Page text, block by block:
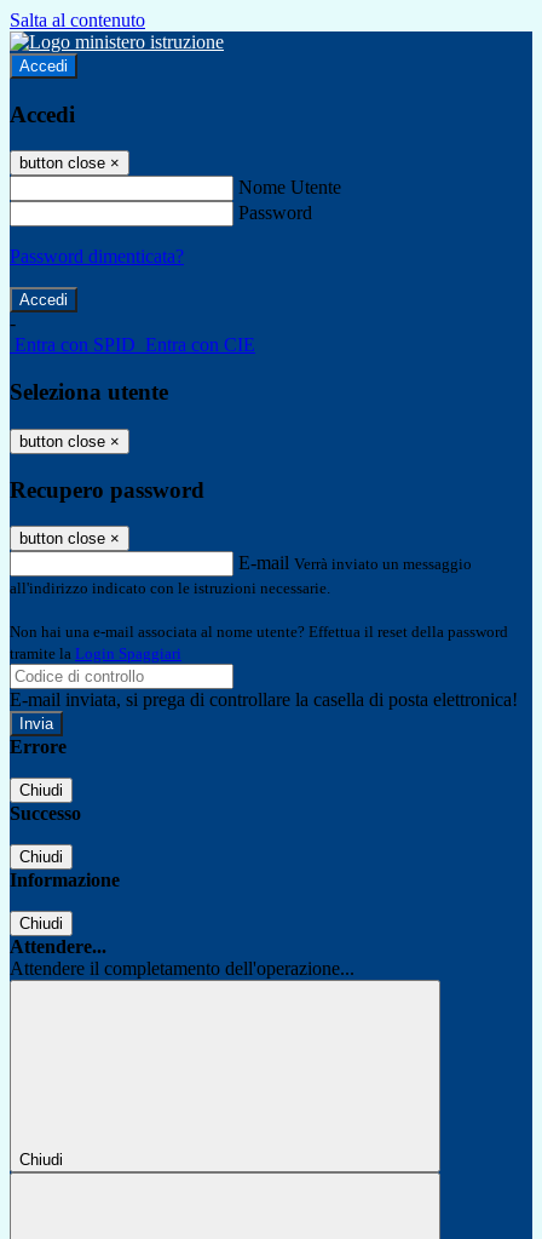
Salta al contenuto
Accedi
Accedi
button close ×
Nome Utente
Password
Password dimenticata?
-
Entra con SPID Entra con CIE
Seleziona utente
button close ×
Recupero password
button close ×
E-mail Verrà inviato un messaggio
all'indirizzo indicato con le istruzioni necessarie.
Non hai una e-mail associata al nome utente? Effettua il reset della password
tramite la Login Spaggiari
E-mail inviata, si prega di controllare la casella di posta elettronica!
Errore
Chiudi
Successo
Chiudi
Informazione
Chiudi
Attendere...
Attendere il completamento dell'operazione...
Chiudi